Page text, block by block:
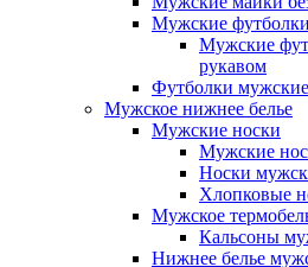
Мужские
Мужские
рукавом
Футболки
Мужское нижнее белье
Мужские носки
Мужские
Носки
Хлопковые
Мужское
Кальсоны
Нижнее белье